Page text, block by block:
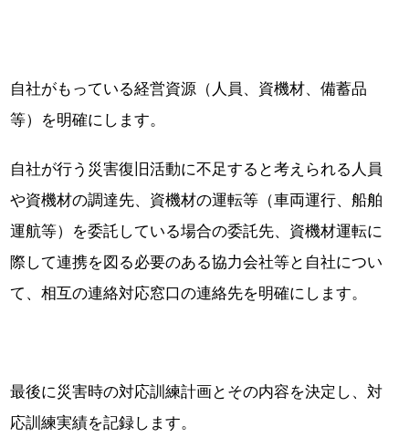
自社がもっている経営資源（人員、資機材、備蓄品
等）を明確にします。
自社が行う災害復旧活動に不足すると考えられる人員
や資機材の調達先、資機材の運転等（車両運行、船舶
運航等）を委託している場合の委託先、資機材運転に
際して連携を図る必要のある協力会社等と自社につい
て、相互の連絡対応窓口の連絡先を明確にします。
最後に災害時の対応訓練計画とその内容を決定し、対
応訓練実績を記録します。